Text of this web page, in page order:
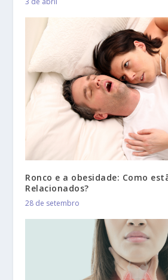
Ronco e a obesidade: Como
Relacionados?
28 de setembro